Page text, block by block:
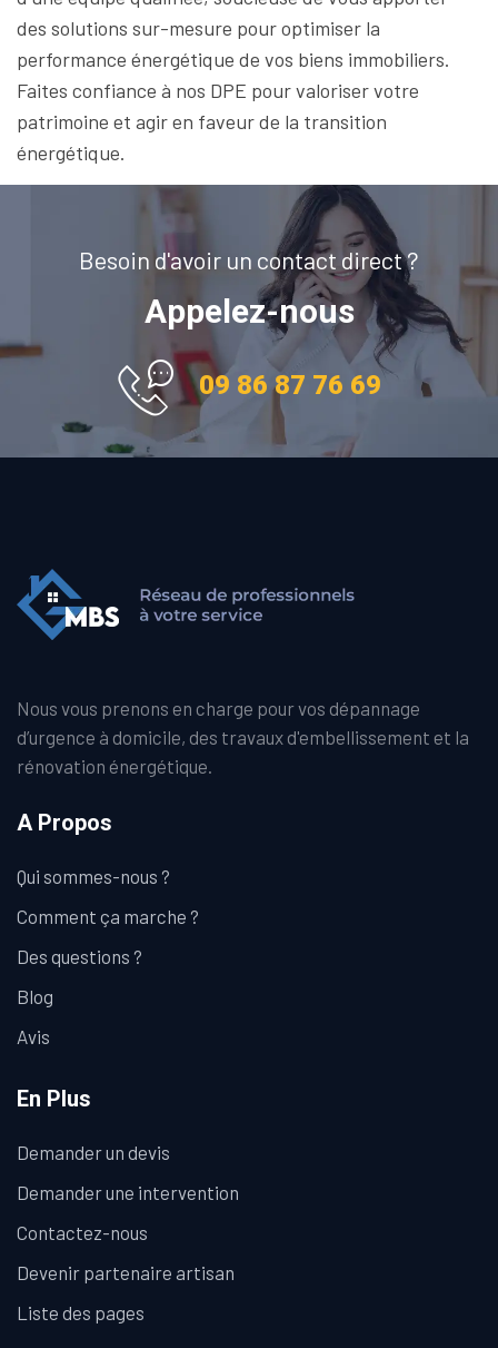
des solutions sur-mesure pour optimiser la
performance énergétique de vos biens immobiliers.
Faites confiance à nos DPE pour valoriser votre
patrimoine et agir en faveur de la transition
énergétique.
Besoin d'avoir un contact direct ?
Appelez-nous
09 86 87 76 69
Nous vous prenons en charge pour vos dépannage
d’urgence à domicile, des travaux d'embellissement et la
rénovation énergétique.
A Propos
Qui sommes-nous ?
Comment ça marche ?
Des questions ?
Blog
Avis
En Plus
Demander un devis
Demander une intervention
Contactez-nous
Devenir partenaire artisan
Liste des pages